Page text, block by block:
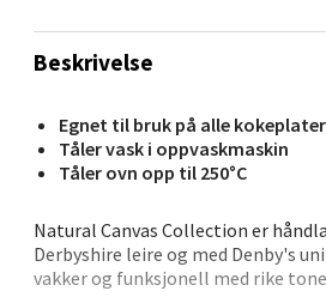
Beskrivelse
Egnet til bruk på alle kokeplater
Tåler vask i oppvaskmaskin
Tåler ovn opp til 250°C
Natural Canvas Collection er
Derbyshire leire og med Denby's
vakker og funksjonell med rike
Gamle Stokkavei 1, 4313 Sandnes
Åpent i dag 10-21